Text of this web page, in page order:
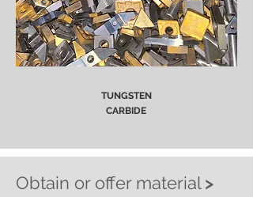
TUNGSTEN
CARBIDE
Obtain or offer material>